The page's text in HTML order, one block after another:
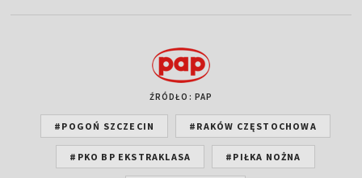
ŹRÓDŁO: PAP
#POGOŃ SZCZECIN #RAKÓW CZĘSTOCHOWA
#PKO BP EKSTRAKLASA #PIŁKA NOŻNA